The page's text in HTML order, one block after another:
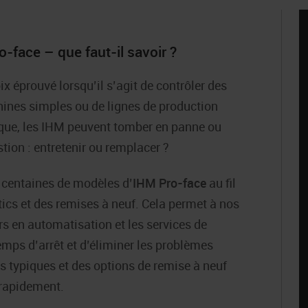
face – que faut-il savoir ?
éprouvé lorsqu’il s’agit de contrôler des
simples ou de lignes de production
les IHM peuvent tomber en panne ou
: entretenir ou remplacer ?
de modèles d’IHM Pro-face au fil
et des remises à neuf. Cela permet à nos
en automatisation et les services de
d’arrêt et d’éliminer les problèmes
typiques et des options de remise à neuf